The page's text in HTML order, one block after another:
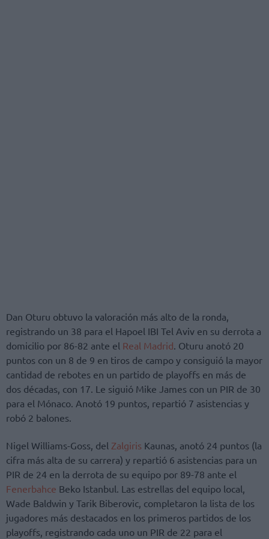
Dan Oturu obtuvo la valoración más alto de la ronda,
registrando un 38 para el Hapoel IBI Tel Aviv en su derrota a
domicilio por 86-82 ante el Real Madrid . Oturu anotó 20
puntos con un 8 de 9 en tiros de campo y consiguió la mayor
cantidad de rebotes en un partido de playoffs en más de
dos décadas, con 17. Le siguió Mike James con un PIR de 30
para el Mónaco. Anotó 19 puntos, repartió 7 asistencias y
robó 2 balones.
Nigel Williams-Goss, del Zalgiris Kaunas, anotó 24 puntos (la
cifra más alta de su carrera) y repartió 6 asistencias para un
PIR de 24 en la derrota de su equipo por 89-78 ante el
Fenerbahce Beko Istanbul. Las estrellas del equipo local,
Wade Baldwin y Tarik Biberovic, completaron la lista de los
jugadores más destacados en los primeros partidos de los
playoffs, registrando cada uno un PIR de 22 para el